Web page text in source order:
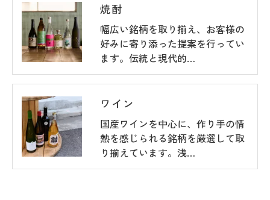
焼酎
幅広い銘柄を取り揃え、お客様の
好みに寄り添った提案を行ってい
ます。伝統と現代的…
ワイン
国産ワインを中心に、作り手の情
熱を感じられる銘柄を厳選して取
り揃えています。浅…